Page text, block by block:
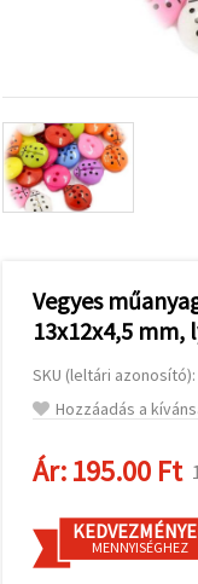
elemezzük
a
forgalmat,
valamint
relevánsabb
tartalmat
és
beleértve
analitikai és
marketingpartnereink
Az "Összes
elfogadása"
kattintva
elfogadhatja
sütit, vagy
Beállításokban
Vegyes
13x12x4,5 mm,
SKU (leltári azonosító):
Hozzáadás a
Ár:195.00 Ft
MENNYISÉGHEZ